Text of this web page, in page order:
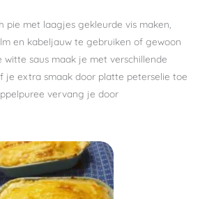
pie met laagjes gekleurde vis maken,
en kabeljauw te gebruiken of gewoon
witte saus maak je met verschillende
je extra smaak door platte peterselie toe
vervang je door